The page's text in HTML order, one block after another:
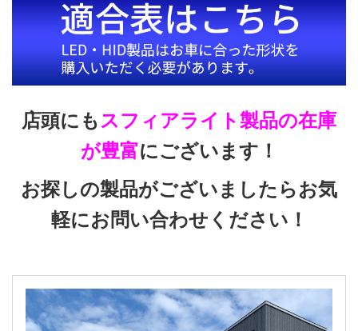
店頭にもスフィアライト製品の在庫
が豊富にございます！
お探しの製品がございましたらお気
軽にお問い合わせください！